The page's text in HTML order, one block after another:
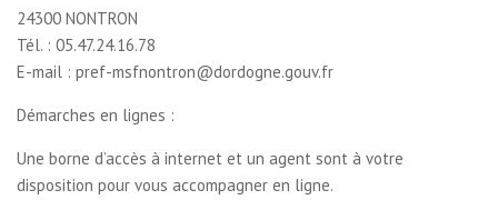
24300 NONTRON
Tél. : 05.47.24.16.78
E-mail : pref-msfnontron@dordogne.gouv.fr
Démarches en lignes :
Une borne d’accès à internet et un agent sont à votre
disposition pour vous accompagner en ligne.